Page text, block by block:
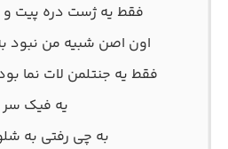
فقط یه ژست دره پیت
اون اصن شبیه من نبود
فقط یه جنتلمن لات نما
یه فیک سر
به چی رفتی به